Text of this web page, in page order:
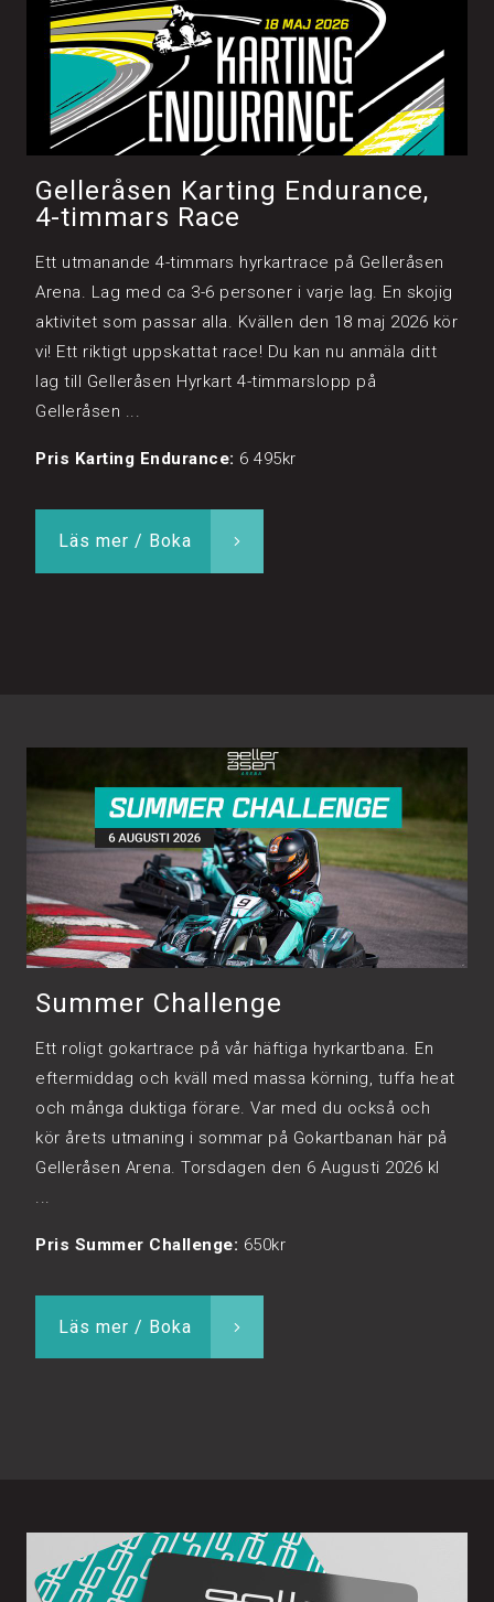
Gelleråsen Karting Endurance,
4-timmars Race
Ett utmanande 4-timmars hyrkartrace på Gelleråsen
Arena. Lag med ca 3-6 personer i varje lag. En skojig
aktivitet som passar alla. Kvällen den 18 maj 2026 kör
vi! Ett riktigt uppskattat race! Du kan nu anmäla ditt
lag till Gelleråsen Hyrkart 4-timmarslopp på
Gelleråsen ...
Pris Karting Endurance: 6 495kr
Läs mer / Boka
Summer Challenge
Ett roligt gokartrace på vår häftiga hyrkartbana. En
eftermiddag och kväll med massa körning, tuffa heat
och många duktiga förare. Var med du också och
kör årets utmaning i sommar på Gokartbanan här på
Gelleråsen Arena. Torsdagen den 6 Augusti 2026 kl
...
Pris Summer Challenge: 650kr
Läs mer / Boka